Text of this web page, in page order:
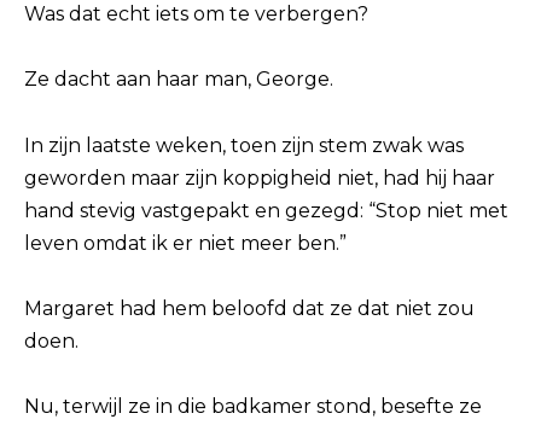
Was dat echt iets om te verbergen?
Ze dacht aan haar man, George.
In zijn laatste weken, toen zijn stem zwak was
geworden maar zijn koppigheid niet, had hij haar
hand stevig vastgepakt en gezegd: “Stop niet met
leven omdat ik er niet meer ben.”
Margaret had hem beloofd dat ze dat niet zou
doen.
Nu, terwijl ze in die badkamer stond, besefte ze